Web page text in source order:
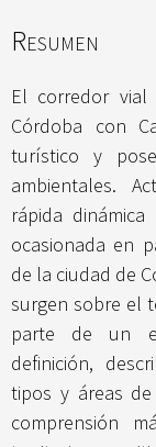
Resumen
El corredor vial
Córdoba con
turístico y
ambientales.
rápida
ocasionada en
de la ciudad de
surgen sobre el
parte de un
definición,
tipos y áreas
comprensión